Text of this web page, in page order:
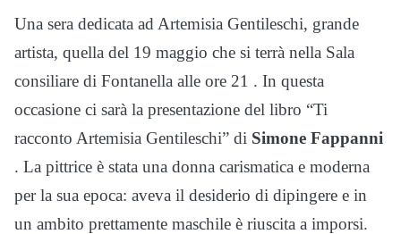
Una sera dedicata ad Artemisia Gentileschi, grande
artista, quella del 19 maggio che si terrà nella Sala
consiliare di Fontanella alle ore 21 . In questa
occasione ci sarà la presentazione del libro “Ti
racconto Artemisia Gentileschi” di Simone Fappanni
. La pittrice è stata una donna carismatica e moderna
per la sua epoca: aveva il desiderio di dipingere e in
un ambito prettamente maschile è riuscita a imporsi.